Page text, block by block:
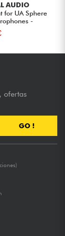
AUDIO
for UA Sphere
-
ofertas
GO !